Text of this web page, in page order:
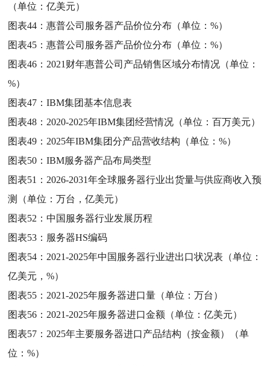
（单位：亿美元）
图表44：惠普公司服务器产品价位分布（单位：%）
图表45：惠普公司服务器产品价位分布（单位：%）
图表46： 2021财年惠普公司产品销售区域分布情况（单位：
%）
图表47：IBM集团基本信息表
图表48： 2020-2025年IBM集团经营情况（单位：百万美元）
图表49： 2025年IBM集团分产品营收结构（单位：%）
图表50：IBM服务器产品布局类型
图表51： 2026-2031年全球服务器行业出货量与供应商收入预
测（单位：万台，亿美元）
图表52：中国服务器行业发展历程
图表53： 服务器HS编码
图表54： 2021-2025年中国服务器行业进出口状况表（单位：
亿美元，%）
图表55： 2021-2025年服务器进口量（单位：万台）
图表56： 2021-2025年服务器进口金额（单位：亿美元）
图表57： 2025年主要服务器进口产品结构（按金额）（单
位：%）